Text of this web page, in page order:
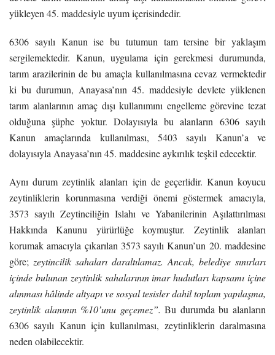
yükleyen 45. maddesiyle uyum içerisindedir.
6306 sayılı Kanun ise bu tutumun tam tersine bir yaklaşım
sergilemektedir. Kanun, uygulama için gerekmesi durumunda,
tarım arazilerinin de bu amaçla kullanılmasına cevaz vermektedir
ki bu durumun, Anayasa’nın 45. maddesiyle devlete yüklenen
tarım alanlarının amaç dışı kullanımını engelleme görevine tezat
olduğuna şüphe yoktur. Dolayısıyla bu alanların 6306 sayılı
Kanun amaçlarında kullanılması, 5403 sayılı Kanun’a ve
dolayısıyla Anayasa’nın 45. maddesine aykırılık teşkil edecektir.
Aynı durum zeytinlik alanları için de geçerlidir. Kanun koyucu
zeytinliklerin korunmasına verdiği önemi göstermek amacıyla,
3573 sayılı Zeytinciliğin Islahı ve Yabanilerinin Aşılattırılması
Hakkında Kanunu yürürlüğe koymuştur. Zeytinlik alanları
korumak amacıyla çıkarılan 3573 sayılı Kanun’un 20. maddesine
göre; zeytincilik sahaları daraltılamaz. Ancak, belediye sınırları
içinde bulunan zeytinlik sahalarının imar hudutları kapsamı içine
alınması hâlinde altyapı ve sosyal tesisler dahil toplam yapılaşma,
zeytinlik alanının %10’unu geçemez”.Bu durumda bu alanların
6306 sayılı Kanun için kullanılması, zeytinliklerin daralmasına
neden olabilecektir.